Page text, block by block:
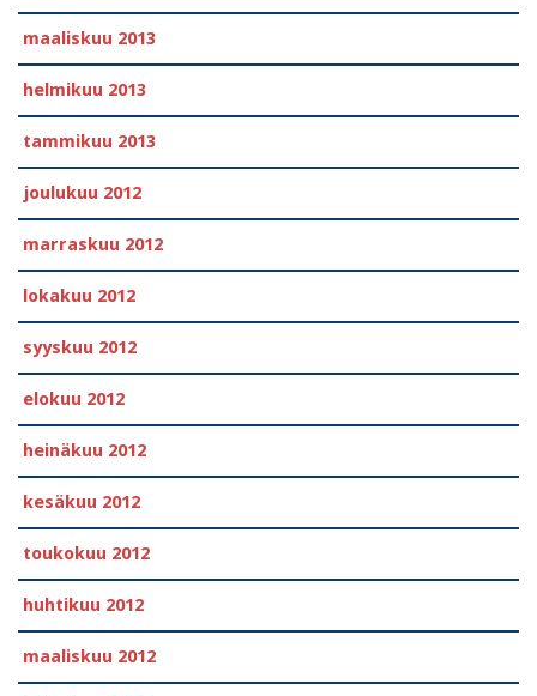
maaliskuu 2013
helmikuu 2013
tammikuu 2013
joulukuu 2012
marraskuu 2012
lokakuu 2012
syyskuu 2012
elokuu 2012
heinäkuu 2012
kesäkuu 2012
toukokuu 2012
huhtikuu 2012
maaliskuu 2012